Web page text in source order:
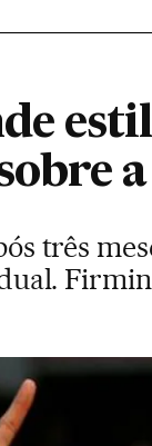
três